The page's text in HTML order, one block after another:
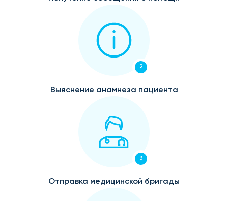
2
Выяснение анамнеза пациента
3
Отправка медицинской бригады